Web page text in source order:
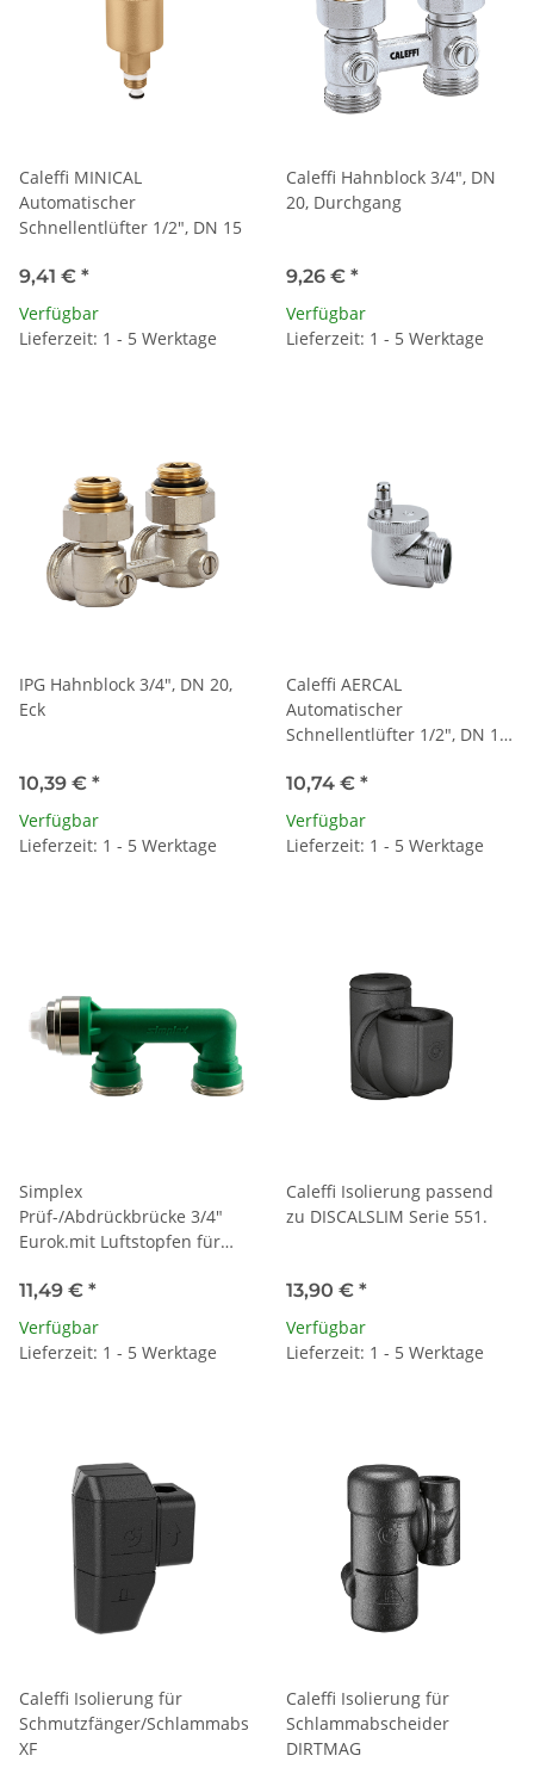
Caleffi MINICAL
Automatischer
Schnellentlüfter 1/2", DN 15
9,41 € *
Verfügbar
Lieferzeit: 1 - 5 Werktage
Caleffi Hahnblock 3/4", DN
20, Durchgang
9,26 € *
Verfügbar
Lieferzeit: 1 - 5 Werktage
IPG Hahnblock 3/4", DN 20,
Eck
10,39 € *
Verfügbar
Lieferzeit: 1 - 5 Werktage
Caleffi AERCAL
Automatischer
Schnellentlüfter 1/2", DN 15,
10,74 € *
Verfügbar
Lieferzeit: 1 - 5 Werktage
Simplex
Prüf-/Abdrückbrücke 3/4"
Eurok.mit Luftstopfen für
11,49 € *
Verfügbar
Lieferzeit: 1 - 5 Werktage
Caleffi Isolierung passend
zu DISCALSLIM Serie 551.
13,90 € *
Verfügbar
Lieferzeit: 1 - 5 Werktage
Caleffi Isolierung für
Schmutzfänger/Schlammabscheider
XF
Caleffi Isolierung für
Schlammabscheider
DIRTMAG